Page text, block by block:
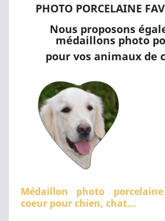
PHOTO PORCELAINE
Nous proposons
médaillons photo
pour vos animaux de
Médaillon photo
coeur pour chien, chat...